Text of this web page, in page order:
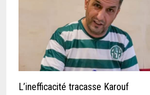
L’inefficacité tracasse Karouf